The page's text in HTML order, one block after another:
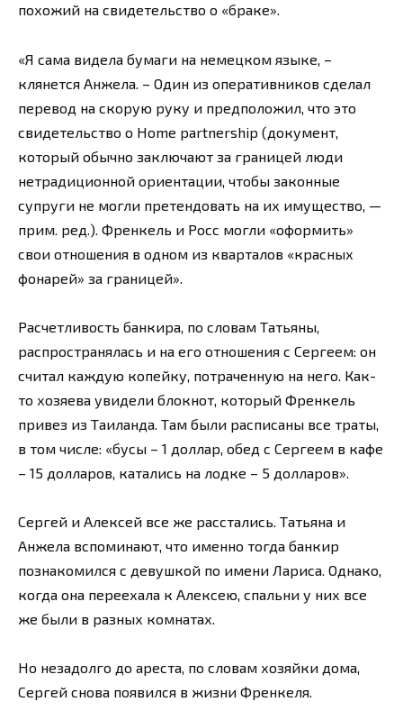
похожий на свидетельство о «браке».
«Я сама видела бумаги на немецком языке, –
клянется Анжела. – Один из оперативников сделал
перевод на скорую руку и предположил, что это
свидетельство о Home partnership (документ,
который обычно заключают за границей люди
нетрадиционной ориентации, чтобы законные
супруги не могли претендовать на их имущество, —
прим. ред.). Френкель и Росс могли «оформить»
свои отношения в одном из кварталов «красных
фонарей» за границей».
Расчетливость банкира, по словам Татьяны,
распространялась и на его отношения с Сергеем: он
считал каждую копейку, потраченную на него. Как-
то хозяева увидели блокнот, который Френкель
привез из Таиланда. Там были расписаны все траты,
в том числе: «бусы – 1 доллар, обед с Сергеем в кафе
– 15 долларов, катались на лодке – 5 долларов».
Сергей и Алексей все же расстались. Татьяна и
Анжела вспоминают, что именно тогда банкир
познакомился с девушкой по имени Лариса. Однако,
когда она переехала к Алексею, спальни у них все
же были в разных комнатах.
Но незадолго до ареста, по словам хозяйки дома,
Сергей снова появился в жизни Френкеля.